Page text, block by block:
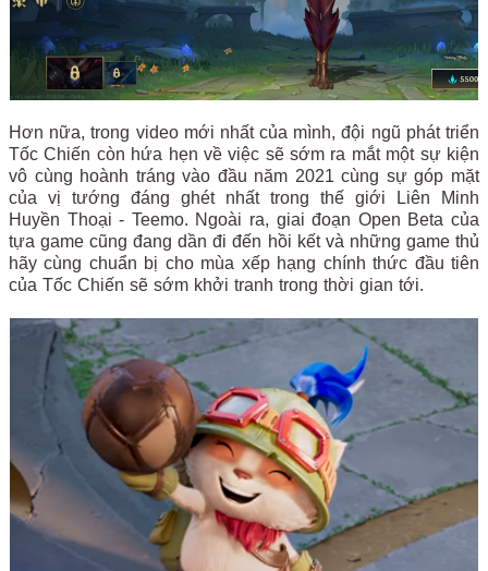
Hơn nữa, trong video mới nhất của mình, đội ngũ phát triển
Tốc Chiến còn hứa hẹn về việc sẽ sớm ra mắt một sự kiện
vô cùng hoành tráng vào đầu năm 2021 cùng sự góp mặt
của vị tướng đáng ghét nhất trong thế giới Liên Minh
Huyền Thoại - Teemo. Ngoài ra, giai đoạn Open Beta của
tựa game cũng đang dần đi đến hồi kết và những game thủ
hãy cùng chuẩn bị cho mùa xếp hạng chính thức đầu tiên
của Tốc Chiến sẽ sớm khởi tranh trong thời gian tới.